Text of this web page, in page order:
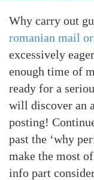
Why carry out
romanian mail
excessively
enough time of
ready for a
will discover an
posting!
past the ‘why
make the most
info part